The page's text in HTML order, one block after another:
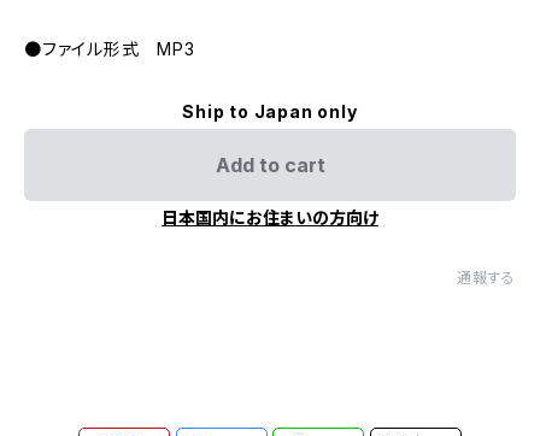
●ファイル形式 MP3
Ship to Japan only
Add to cart
日本国内にお住まいの方向け
通報する